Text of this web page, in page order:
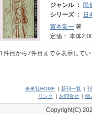
ジャンル ：
民
シリーズ ：
日
宮本常一 著
定価： 本体
1件目から7件目までを表示して
未來社HOME | 新刊一覧 |
リンク
| お問合せ | 個
Copyright(C)